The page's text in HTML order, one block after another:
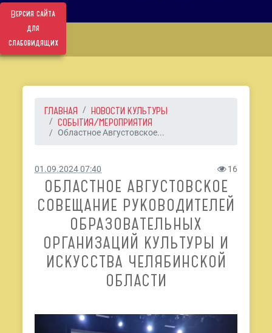
Версия сайта
для
слабовидящих
ГЛАВНАЯ
НОВОСТИ КУЛЬТУРЫ
СОБЫТИЯ/МЕРОПРИЯТИЯ
Областное Августовское...
01.09.2024 07:40 16
ОБЛАСТНОЕ АВГУСТОВСКОЕ
СОВЕЩАНИЕ РУКОВОДИТЕЛЕЙ
ОБРАЗОВАТЕЛЬНЫХ
ОРГАНИЗАЦИЙ КУЛЬТУРЫ И
ИСКУССТВА ЧЕЛЯБИНСКОЙ
ОБЛАСТИ